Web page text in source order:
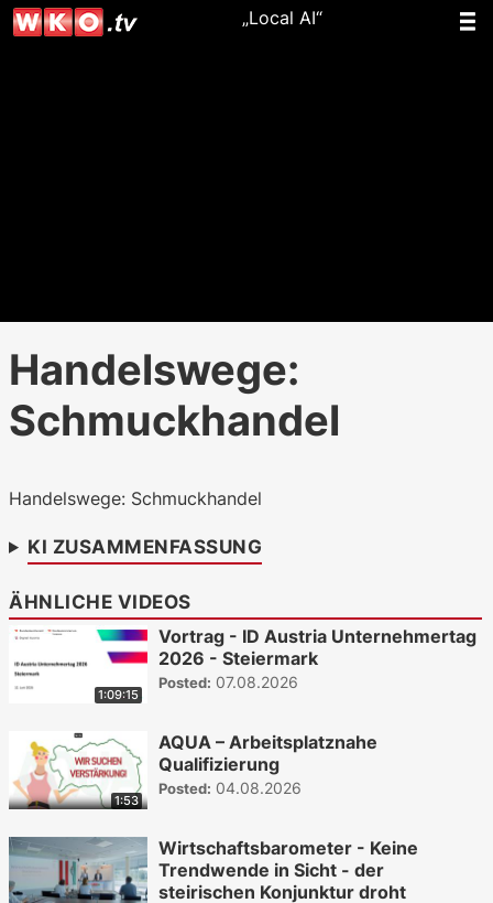
„Local AI“
Handelswege:
Schmuckhandel
Handelswege: Schmuckhandel
KI ZUSAMMENFASSUNG
ÄHNLICHE VIDEOS
1:09:15
Vortrag - ID Austria Unternehmertag
2026 - Steiermark
Posted: 07.08.2026
1:53
AQUA – Arbeitsplatznahe
Qualifizierung
Posted: 04.08.2026
Wirtschaftsbarometer - Keine
Trendwende in Sicht - der
steirischen Konjunktur droht